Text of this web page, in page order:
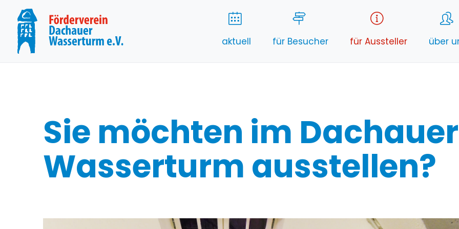
aktuell für Besucher für Aussteller über
Sie möchten im Dachauer
Wasserturm ausstellen?